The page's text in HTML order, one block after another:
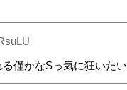
僅かなSっ気に狂いたい